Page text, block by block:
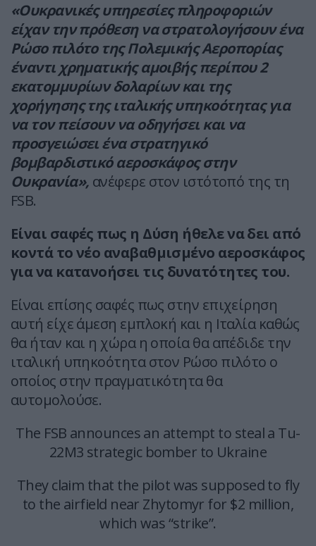
«Ουκρανικές υπηρεσίες πληροφοριών
είχαν την πρόθεση να στρατολογήσουν ένα
Ρώσο πιλότο της Πολεμικής Αεροπορίας
έναντι χρηματικής αμοιβής περίπου 2
εκατομμυρίων δολαρίων και της
χορήγησης της ιταλικής υπηκοότητας για
να τον πείσουν να οδηγήσει και να
προσγειώσει ένα στρατηγικό
βομβαρδιστικό αεροσκάφος στην
Ουκρανία», ανέφερε στον ιστότοπό της τη
FSB.
Είναι σαφές πως η Δύση ήθελε να δει από
κοντά το νέο αναβαθμισμένο αεροσκάφος
για να κατανοήσει τις δυνατότητες του.
Είναι επίσης σαφές πως στην επιχείρηση
αυτή είχε άμεση εμπλοκή και η Ιταλία καθώς
θα ήταν και η χώρα η οποία θα απέδιδε την
ιταλική υπηκοότητα στον Ρώσο πιλότο ο
οποίος στην πραγματικότητα θα
αυτομολούσε.
The FSB announces an attempt to steal a Tu-
22M3 strategic bomber to Ukraine
They claim that the pilot was supposed to fly
to the airfield near Zhytomyr for $2 million,
which was “strike”.